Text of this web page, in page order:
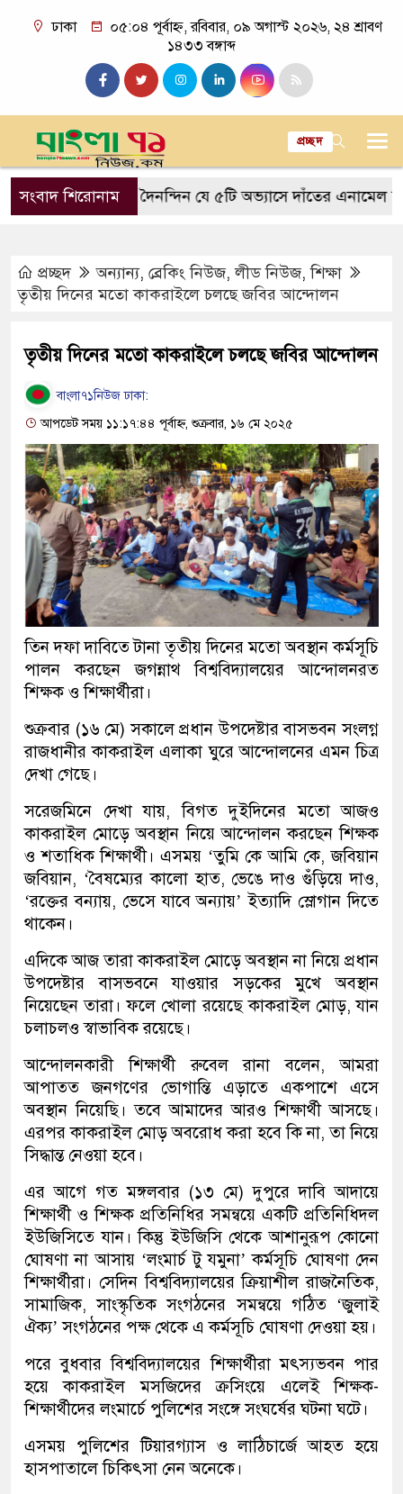
ঢাকা
০৫:০৪ পূর্বাহ্ন, রবিবার, ০৯ অগাস্ট ২০২৬, ২৪ শ্রাবণ
১৪৩৩ বঙ্গাব্দ
প্রচ্ছদ
সংবাদ শিরোনাম
আসে দৈনন্দিন যে ৫টি অভ্যাসে দাঁতের এনামেল ক্ষয় হয়
প্রচ্ছদ অন্যান্য, ব্রেকিং নিউজ,লীড নিউজ,শিক্ষা
তৃতীয় দিনের মতো কাকরাইলে চলছে জবির আন্দোলন
তৃতীয় দিনের মতো কাকরাইলে চলছে জবির আন্দোলন
বাংলা৭১নিউজ ঢাকা:
আপডেট সময় ১১:১৭:৪৪ পূর্বাহ্ন, শুক্রবার, ১৬ মে ২০২৫
তিন দফা দাবিতে টানা তৃতীয় দিনের মতো অবস্থান কর্মসূচি
পালন করছেন জগন্নাথ বিশ্ববিদ্যালয়ের আন্দোলনরত
শিক্ষক ও শিক্ষার্থীরা।
শুক্রবার (১৬ মে) সকালে প্রধান উপদেষ্টার বাসভবন সংলগ্ন
রাজধানীর কাকরাইল এলাকা ঘুরে আন্দোলনের এমন চিত্র
দেখা গেছে।
সরেজমিনে দেখা যায়, বিগত দুইদিনের মতো আজও
কাকরাইল মোড়ে অবস্থান নিয়ে আন্দোলন করছেন শিক্ষক
ও শতাধিক শিক্ষার্থী। এসময় ‘তুমি কে আমি কে, জবিয়ান
জবিয়ান, ‘বৈষম্যের কালো হাত, ভেঙে দাও গুঁড়িয়ে দাও,
‘রক্তের বন্যায়, ভেসে যাবে অন্যায়’ ইত্যাদি স্লোগান দিতে
থাকেন।
এদিকে আজ তারা কাকরাইল মোড়ে অবস্থান না নিয়ে প্রধান
উপদেষ্টার বাসভবনে যাওয়ার সড়কের মুখে অবস্থান
নিয়েছেন তারা। ফলে খোলা রয়েছে কাকরাইল মোড়, যান
চলাচলও স্বাভাবিক রয়েছে।
আন্দোলনকারী শিক্ষার্থী রুবেল রানা বলেন, আমরা
আপাতত জনগণের ভোগান্তি এড়াতে একপাশে এসে
অবস্থান নিয়েছি। তবে আমাদের আরও শিক্ষার্থী আসছে।
এরপর কাকরাইল মোড় অবরোধ করা হবে কি না, তা নিয়ে
সিদ্ধান্ত নেওয়া হবে।
এর আগে গত মঙ্গলবার (১৩ মে) দুপুরে দাবি আদায়ে
শিক্ষার্থী ও শিক্ষক প্রতিনিধির সমন্বয়ে একটি প্রতিনিধিদল
ইউজিসিতে যান। কিন্তু ইউজিসি থেকে আশানুরূপ কোনো
ঘোষণা না আসায় ‘লংমার্চ টু যমুনা’ কর্মসূচি ঘোষণা দেন
শিক্ষার্থীরা। সেদিন বিশ্ববিদ্যালয়ের ক্রিয়াশীল রাজনৈতিক,
সামাজিক, সাংস্কৃতিক সংগঠনের সমন্বয়ে গঠিত ‘জুলাই
ঐক্য’ সংগঠনের পক্ষ থেকে এ কর্মসূচি ঘোষণা দেওয়া হয়।
পরে বুধবার বিশ্ববিদ্যালয়ের শিক্ষার্থীরা মৎস্যভবন পার
হয়ে কাকরাইল মসজিদের ক্রসিংয়ে এলেই শিক্ষক-
শিক্ষার্থীদের লংমার্চে পুলিশের সংঙ্গে সংঘর্ষের ঘটনা ঘটে।
এসময় পুলিশের টিয়ারগ্যাস ও লাঠিচার্জে আহত হয়ে
হাসপাতালে চিকিৎসা নেন অনেকে।